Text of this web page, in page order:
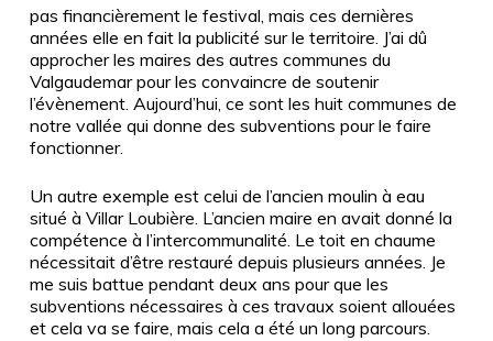
pas financièrement le festival, mais ces dernières
années elle en fait la publicité sur le territoire. J’ai dû
approcher les maires des autres communes du
Valgaudemar pour les convaincre de soutenir
l’évènement. Aujourd’hui, ce sont les huit communes de
notre vallée qui donne des subventions pour le faire
fonctionner.
Un autre exemple est celui de l’ancien moulin à eau
situé à Villar Loubière. L’ancien maire en avait donné la
compétence à l’intercommunalité. Le toit en chaume
nécessitait d’être restauré depuis plusieurs années. Je
me suis battue pendant deux ans pour que les
subventions nécessaires à ces travaux soient allouées
et cela va se faire, mais cela a été un long parcours.